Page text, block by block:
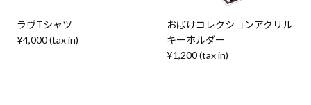
ラヴTシャツ
¥4,000 (tax in)
おばけコレクションアクリル
キーホルダー
¥1,200 (tax in)